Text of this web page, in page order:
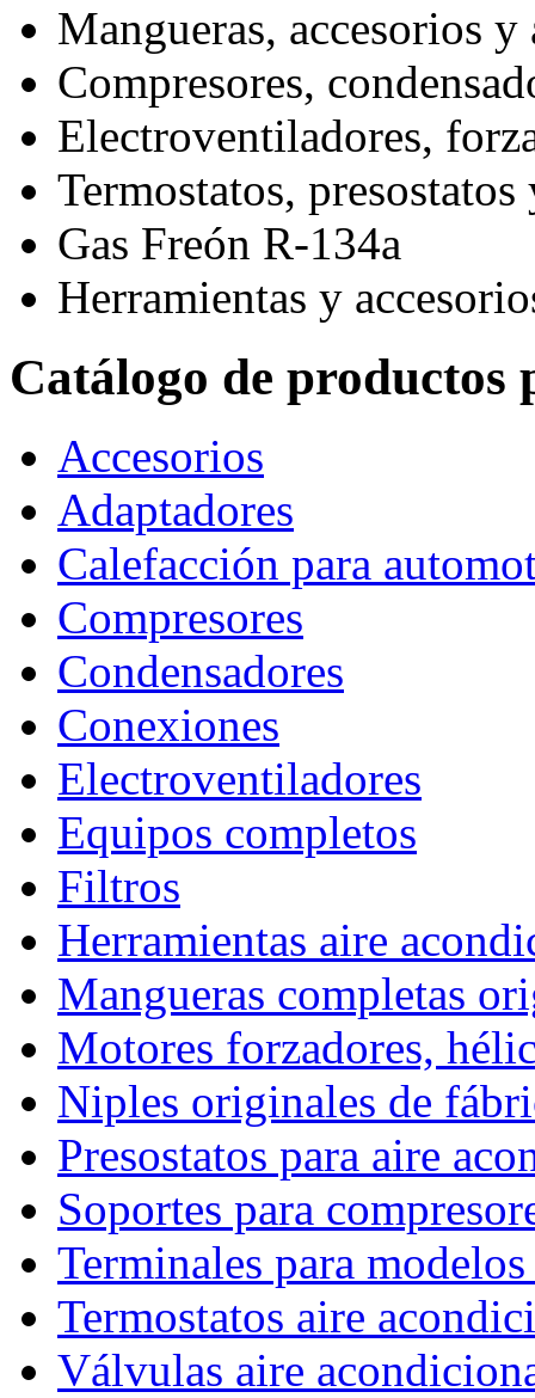
Mangueras, accesorios
Compresores,
Electroventiladores,
Termostatos,
Gas Freón R-134a
Herramientas y
Catálogo de
Accesorios
Adaptadores
Calefacción para
Compresores
Condensadores
Conexiones
Electroventiladores
Equipos completos
Filtros
Herramientas aire
Mangueras completas
Motores forzadores,
Niples originales de
Presostatos para aire
Soportes para
Terminales para
Termostatos aire
Válvulas aire